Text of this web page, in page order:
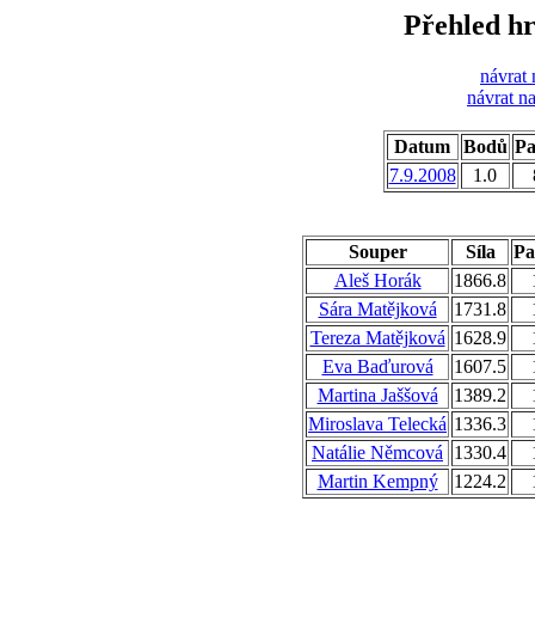
Přehled
návrat
návrat
Datum Bodů
7.9.2008
1.0
Souper Síla
Aleš Horák
1866.8
Sára Matějková
1731.8
Tereza Matějková 1628.9
Eva Baďurová
1607.5
Martina Jaššová
1389.2
Miroslava Telecká 1336.3
Natálie Němcová
1330.4
Martin Kempný
1224.2